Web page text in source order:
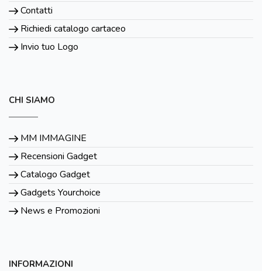
Contatti
Richiedi catalogo cartaceo
Invio tuo Logo
CHI SIAMO
MM IMMAGINE
Recensioni Gadget
Catalogo Gadget
Gadgets Yourchoice
News e Promozioni
INFORMAZIONI